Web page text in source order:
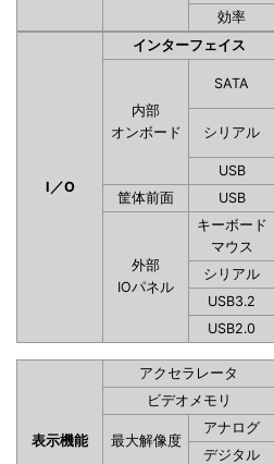
効率
I／O
インターフェイス
内部
オンボード
SATA
シリアル
USB
筐体前面
USB
外部
IOパネル
キーボード
マウス
シリアル
USB3.2
USB2.0
表示機能
アクセラレータ
ビデオメモリ
最大解像度
アナログ
デジタル